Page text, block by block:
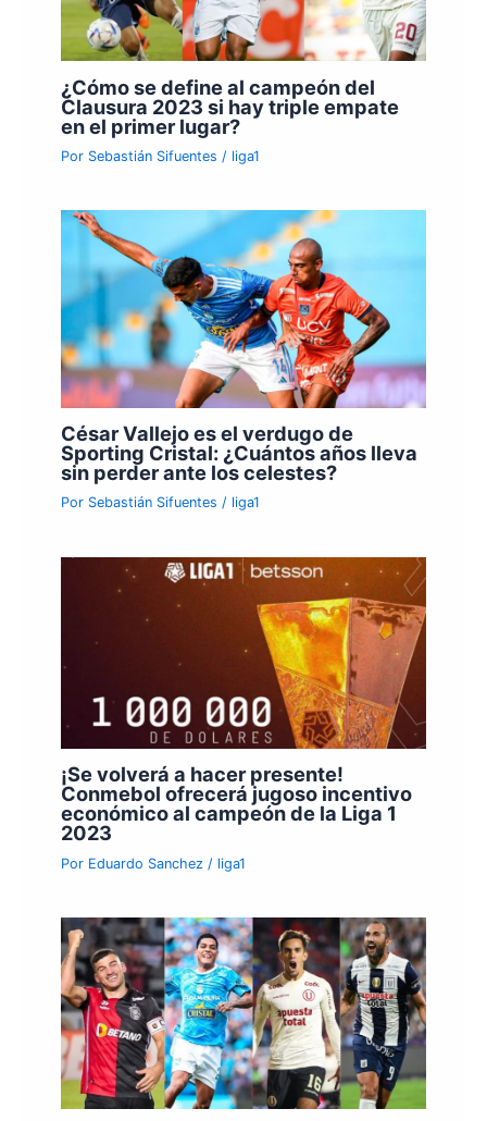
¿Cómo se define al campeón del
Clausura 2023 si hay triple empate
en el primer lugar?
Por Sebastián Sifuentes / liga1
César Vallejo es el verdugo de
Sporting Cristal: ¿Cuántos años lleva
sin perder ante los celestes?
Por Sebastián Sifuentes/ liga1
¡Se volverá a hacer presente!
Conmebol ofrecerá jugoso incentivo
económico al campeón de la Liga 1
2023
Por Eduardo Sanchez / liga1